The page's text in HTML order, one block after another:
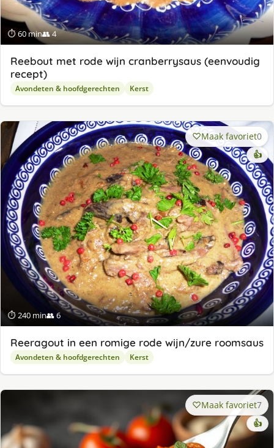
⏱ 60 min👥 4
Reebout met rode wijn cranberrysaus (eenvoudig
recept)
Avondeten & hoofdgerechten Kerst
⏱ 240 min👥 6
Maak favoriet0
👍
Reeragout in een romige rode wijn/zure roomsaus
Avondeten & hoofdgerechten Kerst
Maak favoriet7
👍